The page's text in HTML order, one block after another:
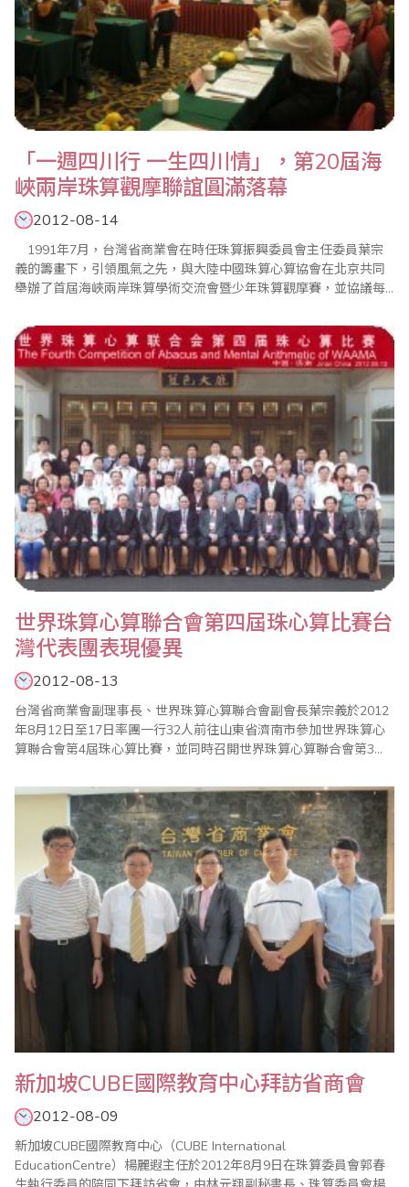
「一週四川行 一生四川情」，第20屆海
峽兩岸珠算觀摩聯誼圓滿落幕
2012-08-14
1991年7月，台灣省商業會在時任珠算振興委員會主任委員葉宗
義的籌畫下，引領風氣之先，與大陸中國珠算心算協會在北京共同
舉辦了首屆海峽兩岸珠算學術交流會暨少年珠算觀摩賽，並協議每
第20屆海峽兩岸珠算觀摩聯誼活動，在中國珠算心算協會及四川省
珠算協會的細心籌備下，於10月14日起在四川舉行，並進行為期八
天的參觀訪問行程。10月14日下午，台灣..
世界珠算心算聯合會第四屆珠心算比賽台
灣代表團表現優異
2012-08-13
台灣省商業會副理事長、世界珠算心算聯合會副會長葉宗義於2012
年8月12日至17日率團一行32人前往山東省濟南市參加世界珠算心
算聯合會第4屆珠心算比賽，並同時召開世界珠算心算聯合會第3屆
括台灣、大陸、日本、韓國、馬來西亞、印尼、香港等國家或地區
同好及選手參與盛會。8月13日上午8時30分在南郊賓館展開序幕，
並在各界貴賓及世界珠算心算聯合會..
新加坡CUBE國際教育中心拜訪省商會
2012-08-09
新加坡CUBE國際教育中心（CUBE International
EducationCentre）楊麗遐主任於2012年8月9日在珠算委員會郭春